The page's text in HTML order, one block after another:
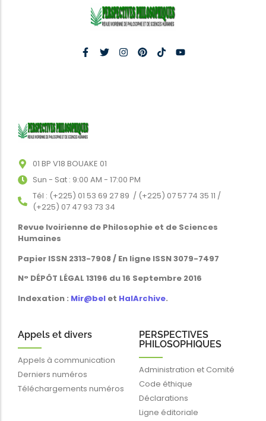
01 BP V18 BOUAKE 01
Sun - Sat : 9:00 AM - 17:00 PM
Tél : (+225) 01 53 69 27 89 / (+225) 07 57 74 35 11 /
(+225) 07 47 93 73 34
Revue Ivoirienne de Philosophie et de Sciences
Humaines
Papier ISSN 2313-7908 / En ligne ISSN 3079-7497
N° DÉPÔT LÉGAL 13196 du 16 Septembre 2016
Indexation : Mir@bel et HalArchive.
Appels et divers
Appels à communication
Derniers numéros
Téléchargements numéros
PERSPECTIVES
PHILOSOPHIQUES
Administration et Comité
Code éthique
Déclarations
Ligne éditoriale